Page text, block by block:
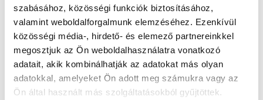
szabásához, közösségi funkciók biztosításához,
valamint weboldalforgalmunk elemzéséhez. Ezenkívül
közösségi média-, hirdető- és elemező partnereinkkel
megosztjuk az Ön weboldalhasználatra vonatkozó
adatait, akik kombinálhatják az adatokat más olyan
adatokkal, amelyeket Ön adott meg számukra vagy az
Ön által használt más szolgáltatásokból gyűjtöttek.
Főoldal Klinikák
Allergológus, Budapest, X. kerület